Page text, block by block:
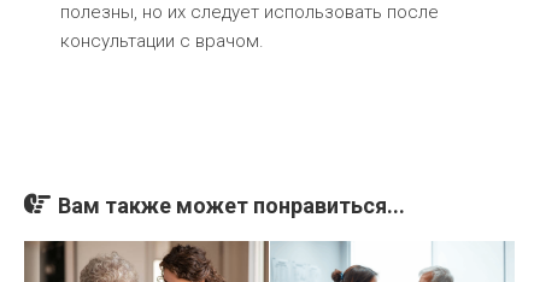
полезны, но их следует использовать после
консультации с врачом.
Вам также может понравиться...